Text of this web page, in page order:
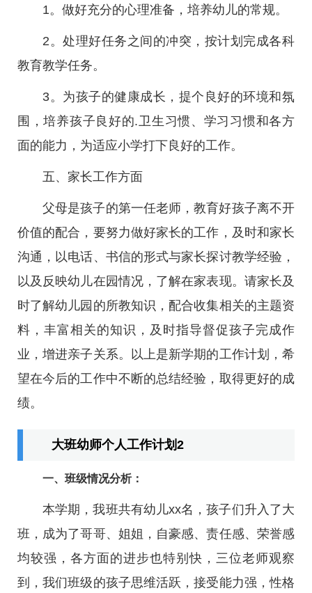
1。做好充分的心理准备，培养幼儿的常规。
2。处理好任务之间的冲突，按计划完成各科
教育教学任务。
3。为孩子的健康成长，提个良好的环境和氛
围，培养孩子良好的.卫生习惯、学习习惯和各方
面的能力，为适应小学打下良好的工作。
五、家长工作方面
父母是孩子的第一任老师，教育好孩子离不开
价值的配合，要努力做好家长的工作，及时和家长
沟通，以电话、书信的形式与家长探讨教学经验，
以及反映幼儿在园情况，了解在家表现。请家长及
时了解幼儿园的所教知识，配合收集相关的主题资
料，丰富相关的知识，及时指导督促孩子完成作
业，增进亲子关系。以上是新学期的工作计划，希
望在今后的工作中不断的总结经验，取得更好的成
绩。
大班幼师个人工作计划2
一、班级情况分析：
本学期，我班共有幼儿xx名，孩子们升入了大
班，成为了哥哥、姐姐，自豪感、责任感、荣誉感
均较强，各方面的进步也特别快，三位老师观察
到，我们班级的孩子思维活跃，接受能力强，性格